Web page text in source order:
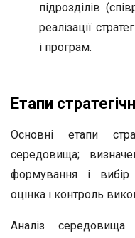
підрозділів
реалізації
і програм.
Етапи
Основні етапи
середовища;
формування і вибір
оцінка і контроль
Аналіз